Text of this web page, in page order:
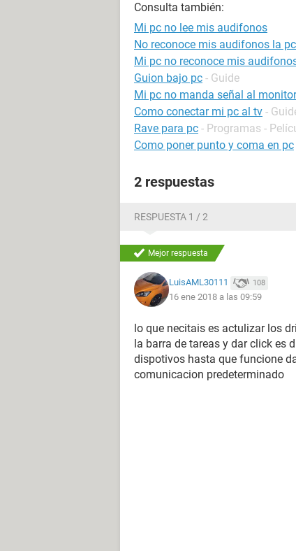
Consulta también:
Mi pc no lee mis audifonos
No reconoce mis audifonos la pc
Mi pc no reconoce mis
Guion bajo pc - Guide
Mi pc no manda señal al monitor
Como conectar mi pc al tv -
Rave para pc - Programas -
Como poner punto y coma en pc
2 respuestas
RESPUESTA 1 / 2
Mejor respuesta
LuisAML30111 108
16 ene 2018 a las 09:59
lo que necitais es actulizar los
la barra de tareas y dar click es
dispotivos hasta que funcione
comunicacion predeterminado